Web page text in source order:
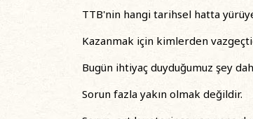
TTB'nin hangi tarihsel hatta
Kazanmak için kimlerden
Bugün ihtiyaç duyduğumuz şey
Sorun fazla yakın olmak değildir.